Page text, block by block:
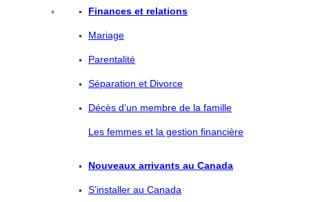
Finances et relations
Mariage
Parentalité
Séparation et Divorce
Décès d’un membre de la famille
Les femmes et la gestion financière
Nouveaux arrivants au Canada
S’installer au Canada